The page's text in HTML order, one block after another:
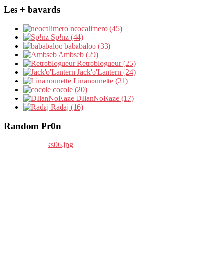
Les + bavards
neocalimero (45)
Sp!nz (44)
bababaloo (33)
Ambseb (29)
Retroblogueur (25)
Jack'o'Lantern (24)
Linanounette (21)
cocole (20)
DIlanNoKaze (17)
Radaj (16)
Random Pr0n